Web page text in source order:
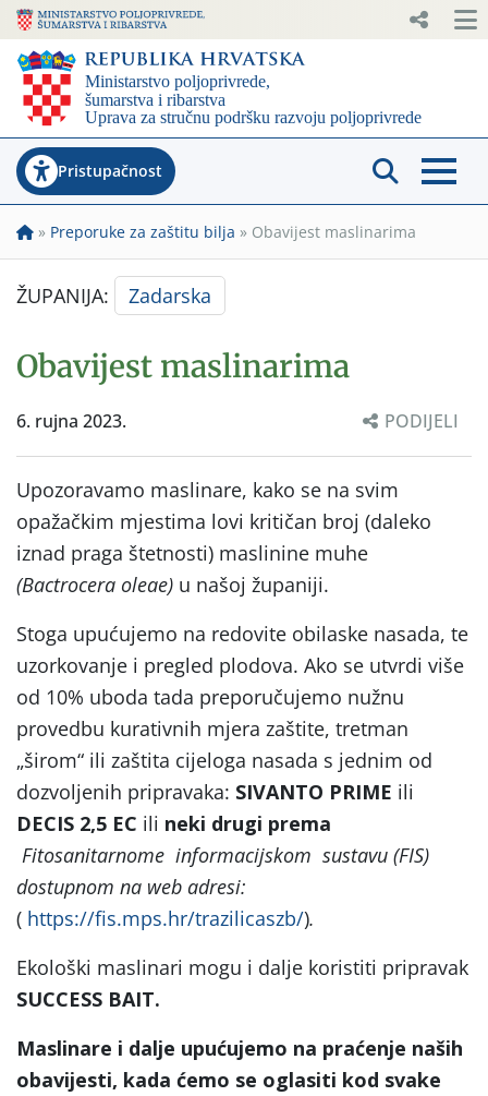
Pristupačnost
» Preporuke za zaštitu bilja » Obavijest maslinarima
ŽUPANIJA: Zadarska
Obavijest maslinarima
6. rujna 2023. PODIJELI
Upozoravamo maslinare, kako se na svim
opažačkim mjestima lovi kritičan broj (daleko
iznad praga štetnosti) maslinine muhe
(Bactrocera oleae) u našoj županiji.
Stoga upućujemo na redovite obilaske nasada, te
uzorkovanje i pregled plodova. Ako se utvrdi više
od 10% uboda tada preporučujemo nužnu
provedbu kurativnih mjera zaštite, tretman
„širom“ ili zaštita cijeloga nasada s jednim od
dozvoljenih pripravaka: SIVANTO PRIME ili
DECIS 2,5 EC ili neki drugi prema
Fitosanitarnome informacijskom sustavu (FIS)
dostupnom na web adresi:
( https://fis.mps.hr/trazilicaszb/).
Ekološki maslinari mogu i dalje koristiti pripravak
SUCCESS BAIT.
Maslinare i dalje upućujemo na praćenje naših
obavijesti, kada ćemo se oglasiti kod svake